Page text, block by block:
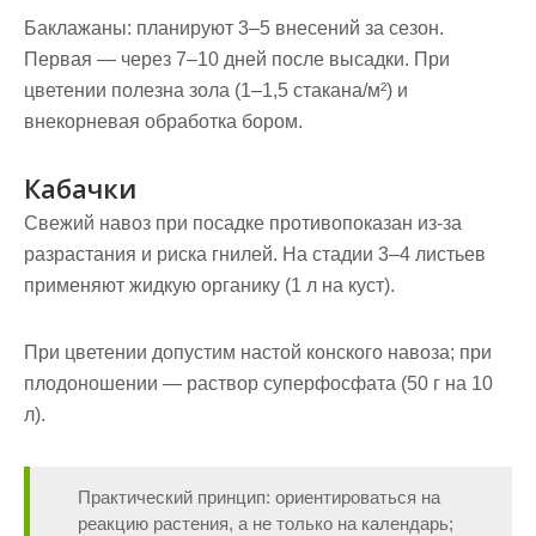
Баклажаны: планируют 3–5 внесений за сезон.
Первая — через 7–10 дней после высадки. При
цветении полезна зола (1–1,5 стакана/м²) и
внекорневая обработка бором.
Кабачки
Свежий навоз при посадке противопоказан из‑за
разрастания и риска гнилей. На стадии 3–4 листьев
применяют жидкую органику (1 л на куст).
При цветении допустим настой конского навоза; при
плодоношении — раствор суперфосфата (50 г на 10
л).
Практический принцип: ориентироваться на
реакцию растения, а не только на календарь;